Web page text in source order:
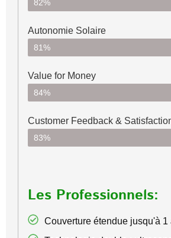
82%
Autonomie Solaire
81%
Value for Money
84%
Customer Feedback &
83%
Les Professionnels:
Couverture étendue jusqu'à 1